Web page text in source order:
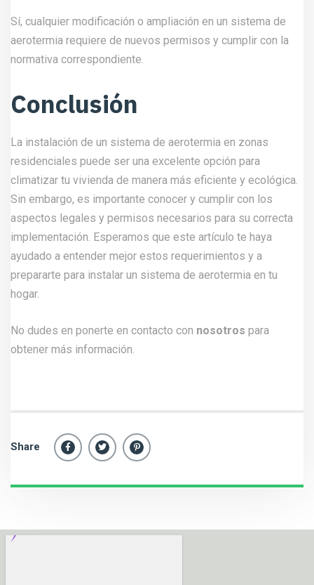
Sí, cualquier modificación o ampliación en un sistema de
aerotermia requiere de nuevos permisos y cumplir con la
normativa correspondiente.
Conclusión
La instalación de un sistema de aerotermia en zonas
residenciales puede ser una excelente opción para
climatizar tu vivienda de manera más eficiente y ecológica.
Sin embargo, es importante conocer y cumplir con los
aspectos legales y permisos necesarios para su correcta
implementación. Esperamos que este artículo te haya
ayudado a entender mejor estos requerimientos y a
prepararte para instalar un sistema de aerotermia en tu
hogar.
No dudes en ponerte en contacto con nosotros para
obtener más información.
Share